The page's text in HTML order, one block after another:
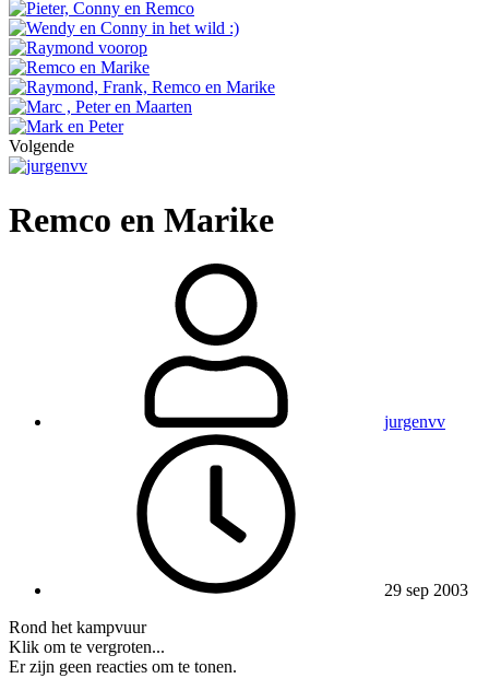
Volgende
Remco en Marike
jurgenvv
29 sep 2003
Rond het kampvuur
Klik om te vergroten...
Er zijn geen reacties om te tonen.